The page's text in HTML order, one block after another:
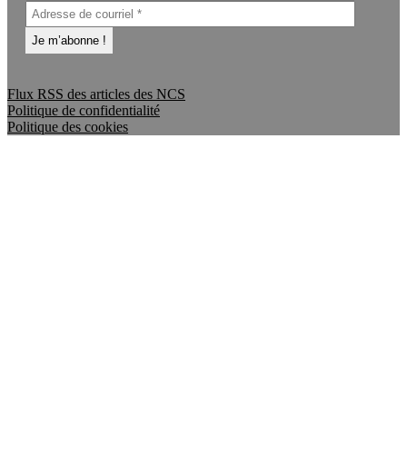
Flux RSS des articles des NCS
Politique de confidentialité
Politique des cookies